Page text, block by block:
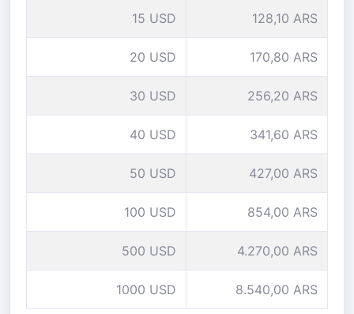
15 USD 128,10 ARS
20 USD 170,80 ARS
30 USD 256,20 ARS
40 USD 341,60 ARS
50 USD 427,00 ARS
100 USD 854,00 ARS
500 USD 4.270,00 ARS
1000 USD 8.540,00 ARS